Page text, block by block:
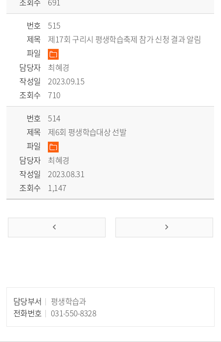
번호
515
제목
제17회 구리시 평생학습축제 참가 신청 결과 알림
파일
담당자
최혜경
작성일
2023.09.15
조회수
710
번호
514
제목
제6회 평생학습대상 선발
파일
담당자
최혜경
작성일
2023.08.31
조회수
1,147
담당부서
평생학습과
전화번호
031-550-8328